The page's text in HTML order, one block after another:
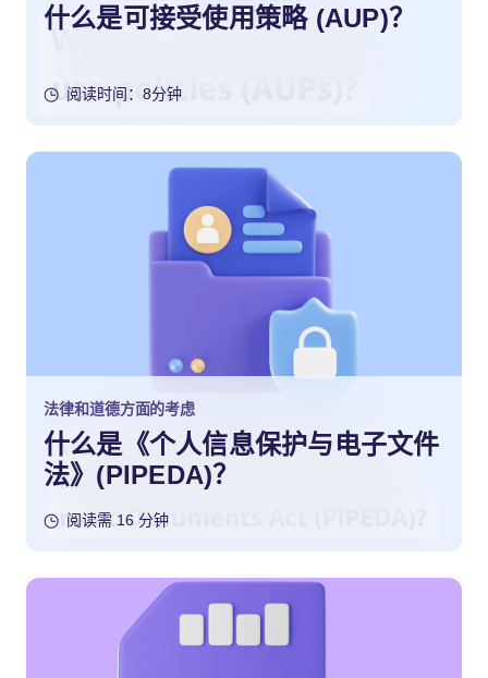
什么是可接受使用策略 (AUP)？
阅读时间：8分钟
法律和道德方面的考虑
什么是《个人信息保护与电子文件
法》(PIPEDA)？
阅读需 16 分钟